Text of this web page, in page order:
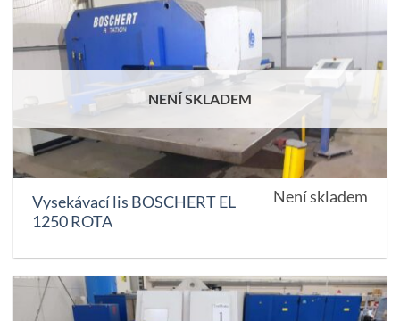
NENÍ SKLADEM
Vysekávací lis BOSCHERT EL
1250 ROTA
Není skladem